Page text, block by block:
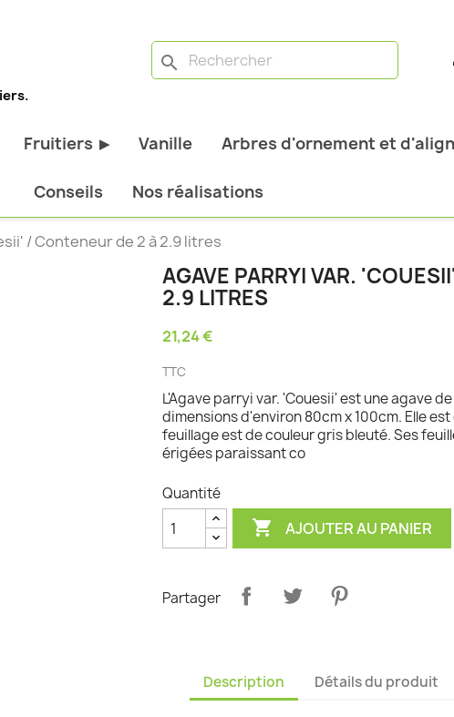
search
feuillage
Fruitiers ▶
Tous les fruitiers
Arbres et arbustes fruitiers
Agrumes
Vanille Arbres d'ornement et
Conseils Nos réalisations
/ Conteneur de 2 à 2.9 litres
AGAVE PARRYI VAR.
2.9 LITRES
21,24 €
TTC
L'Agave parryi var. 'Couesii' est une agave
dimensions d'environ 80cm x 100cm. Elle
feuillage est de couleur gris bleuté. Ses
érigées paraissant co
Quantité
 AJOUTER AU PANIER
Partager
Description Détails du produit